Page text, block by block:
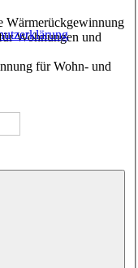
Wärmerückgewinnung
Wohnungen und
für Wohn- und